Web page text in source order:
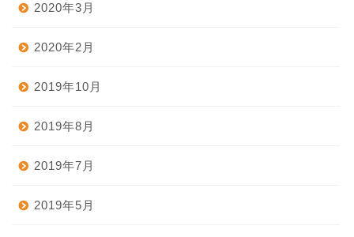
2020年3月
2020年2月
2019年10月
2019年8月
2019年7月
2019年5月